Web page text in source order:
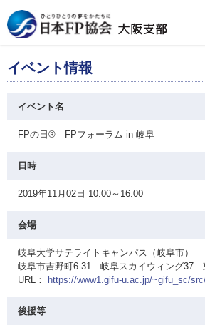
イベント情報
イベント名
FPの日® FPフォーラム in 岐阜
日時
2019年11月02日 10:00～16:00
会場
岐阜大学サテライトキャンパス（岐阜市）
岐阜市吉野町6-31 岐阜スカイウィング37
URL：
https://www1.gifu-u.ac.jp/~gifu_sc/
後援等